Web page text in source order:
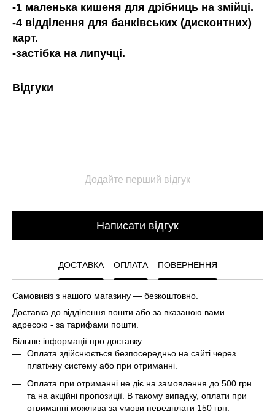
-1 маленька кишеня для дрібниць на змійці.
-4 відділення для банківських (дисконтних)
карт.
-застібка на липучці.
Відгуки
Додайте перший відгук
Написати відгук
ДОСТАВКА ОПЛАТА ПОВЕРНЕННЯ
Самовивіз з нашого магазину — безкоштовно.
Доставка до відділення пошти або за вказаною вами
адресою - за тарифами пошти.
Більше інформації про доставку
Оплата здійснюється безпосередньо на сайті через
платіжну систему або при отриманні.
Оплата при отриманні не діє на замовлення до 500 грн
та на акційні пропозиції. В такому випадку, оплати при
отриманні можлива за умови передплати 150 грн.